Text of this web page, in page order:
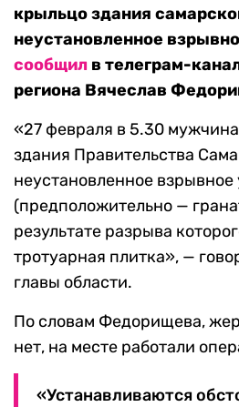
крыльцо здания
неустановленное
сообщил в телеграм-
региона Вячеслав
«27 февраля в 5.30
здания Правительства
неустановленное взрывное
(предположительно —
результате разрыва
тротуарная плитка», —
главы области.
По словам Федорищева,
нет, на месте работали
«Устанавливаются